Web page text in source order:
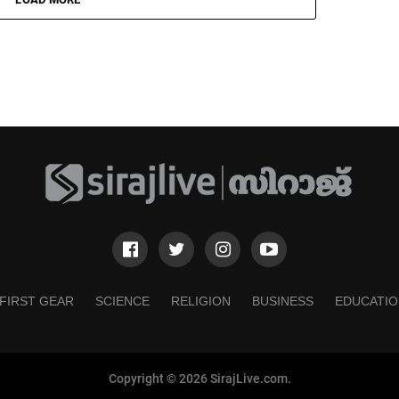
FIRST GEAR SCIENCE RELIGION BUSINESS
Copyright © 2026 SirajLive.com.